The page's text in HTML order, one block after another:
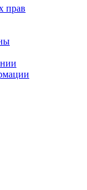
прав